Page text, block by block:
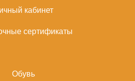
кабинет
сертификаты
Обувь